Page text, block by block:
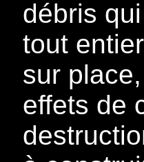
débris
tout
sur
effets de